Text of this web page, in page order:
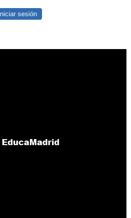
Iniciar sesión